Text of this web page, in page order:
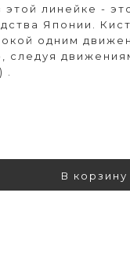
линейке -
Японии.
одним
следуя
В корзину